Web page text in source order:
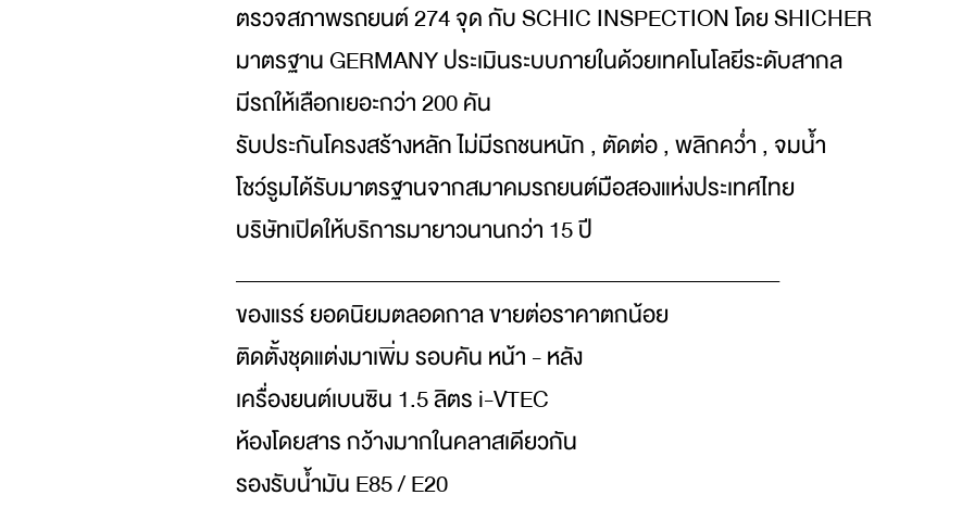
ตรวจสภาพรถยนต์ 274 จุด กับ SCHIC INSPECTION โดย SHICHER
มาตรฐาน GERMANY ประเมินระบบภายในด้วยเทคโนโลยีระดับสากล
มีรถให้เลือกเยอะกว่า 200 คัน
รับประกันโครงสร้างหลัก ไม่มีรถชนหนัก , ตัดต่อ , พลิกคว่ำ , จมน้ำ
โชว์รูมได้รับมาตรฐานจากสมาคมรถยนต์มือสองแห่งประเทศไทย
บริษัทเปิดให้บริการมายาวนานกว่า 15 ปี
__________________________________________________
ของแรร์ ยอดนิยมตลอดกาล ขายต่อราคาตกน้อย
ติดตั้งชุดแต่งมาเพิ่ม รอบคัน หน้า - หลัง
เครื่องยนต์เบนซิน 1.5 ลิตร i-VTEC
ห้องโดยสาร กว้างมากในคลาสเดียวกัน
รองรับน้ำมัน E85 / E20